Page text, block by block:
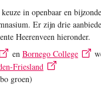
in openbaar en
Er zijn drie
Heerenveen hieronder.
en Bornego College
Friesland
groen)